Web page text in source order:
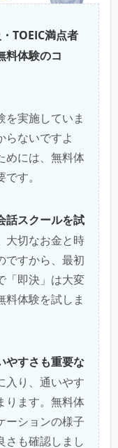
TOEIC満点者
料体験のコ
を実施していま
らないですよ
めには、無料体
す。
話スクールを試
大切なお金と時
ですから、最初
「即決」は大変
料体験を試しま
やすさも重要な
入り、通いやす
ります。無料体
ーションの様子
さも確認しまし